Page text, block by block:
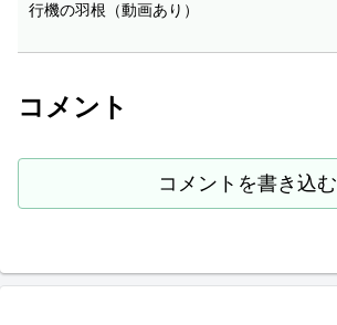
行機の羽根（動画あり）
コメント
コメントを書き込む